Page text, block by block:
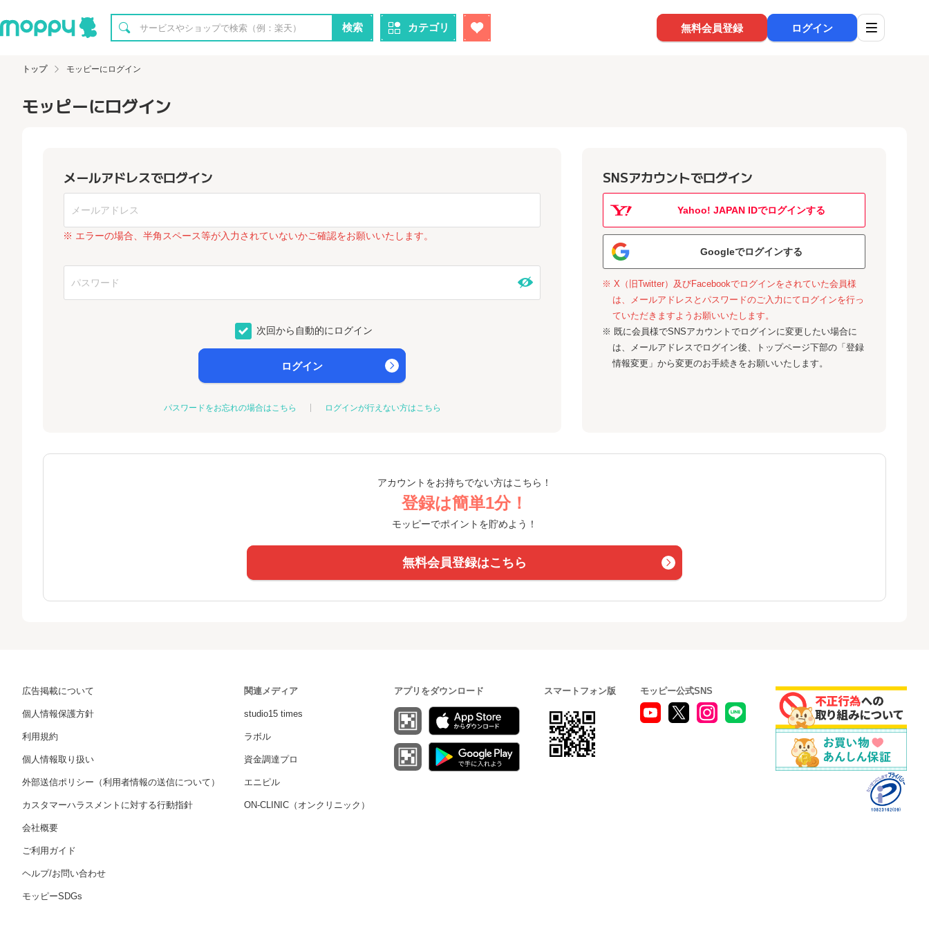
検索 カテゴリ 無料会員登録 ログイン
トップ モッピーにログイン
モッピーにログイン
メールアドレスでログイン
※ エラーの場合、半角スペース等が入力されていないかご確認をお願いいたします。
次回から自動的にログイン
ログイン
パスワードをお忘れの場合はこちら ログインが行えない方はこちら
SNSアカウントでログイン
Yahoo! JAPAN IDでログインする
Googleでログインする
※ X（旧Twitter）及びFacebookでログインをされていた会員様
は、メールアドレスとパスワードのご入力にてログインを行っ
ていただきますようお願いいたします。
※ 既に会員様でSNSアカウントでログインに変更したい場合に
は、メールアドレスでログイン後、トップページ下部の「登録
情報変更」から変更のお手続きをお願いいたします。
アカウントをお持ちでない方はこちら！
登録は簡単1分！
モッピーでポイントを貯めよう！
無料会員登録はこちら
広告掲載について
個人情報保護方針
利用規約
個人情報取り扱い
外部送信ポリシー（利用者情報の送信について）
カスタマーハラスメントに対する行動指針
会社概要
ご利用ガイド
ヘルプ/お問い合わせ
モッピーSDGs
関連メディア
studio15 times
ラボル
資金調達プロ
エニピル
ON-CLINIC（オンクリニック）
アプリをダウンロード スマートフォン版 モッピー公式SNS